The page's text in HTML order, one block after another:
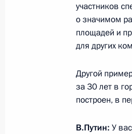
Станислав
10 октября
Подписан
Ивановской
5 декабря 2016
участников
о значимом
площадей и
для других
Другой
за 30 лет в
построен, в
В.Путин: У